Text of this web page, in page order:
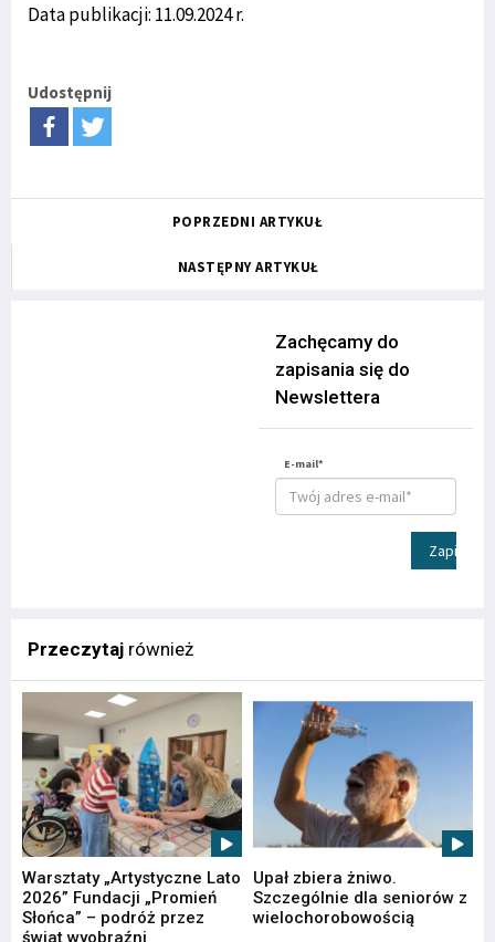
Data publikacji: 11.09.2024 r.
Udostępnij
POPRZEDNI ARTYKUŁ
NASTĘPNY ARTYKUŁ
Zachęcamy do
zapisania się do
Newslettera
E-mail*
Zapisz
Przeczytaj również
Warsztaty „Artystyczne Lato
2026” Fundacji „Promień
Słońca” – podróż przez
świat wyobraźni
Upał zbiera żniwo.
Szczególnie dla seniorów z
wielochorobowością